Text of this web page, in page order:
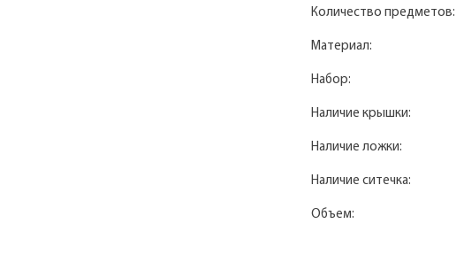
Количество предметов:
Материал:
Набор:
Наличие крышки:
Наличие ложки:
Наличие ситечка:
Объем: